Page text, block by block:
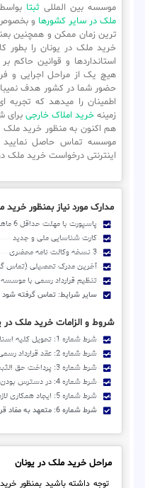
موسسه بین المللی ثبتا بواسطه
ملک در سایر کشورها و بخصوص
ترین زمان ممکن و همچنین
خرید ملک در یونان را بطور
استانداردها و قوانین حاکم
هیچ یک از مراحل اجرایی و
حضور شما در کشور هدف
اطمینان را میدهد که
زمینه خرید املاک خارجی برای
هم اکنون به منظور خرید ملک
موسسه تماس حاصل نمایید
اینترنتی درخواست خرید ملک
مدارک مورد نیاز بمنظور خرید
پاسپورت با مهلت حداقل 6 ماهه تا پایان انقضا
کارت شناسایی ملی و جدید
3 نسخه وکالت نامه محضری
آخرین مدرک تحصیلی (تماس
تنظیم قرارداد رسمی با موسسه
سایر شرایط: تماس گرفته شود
شروط و الزامات خرید ملک در
شرط شماره 1: تحویل کلیه اسناد و مدارک متقاضی
شرط شماره 2: عقد قرارداد رسمی با موسسه ثبتا
شرط شماره 3: پرداخت حق الثبت و اجرا
شرط شماره 4: در دسترس بودن متقاضی
شرط شماره 5: ایجاد همکاری لازم در طی فرایند ثبت
شرط شماره 6: متعهد به مفاد قرارداد منعقده
مراحل خرید ملک در یونان
توجه داشته باشید بمنظور